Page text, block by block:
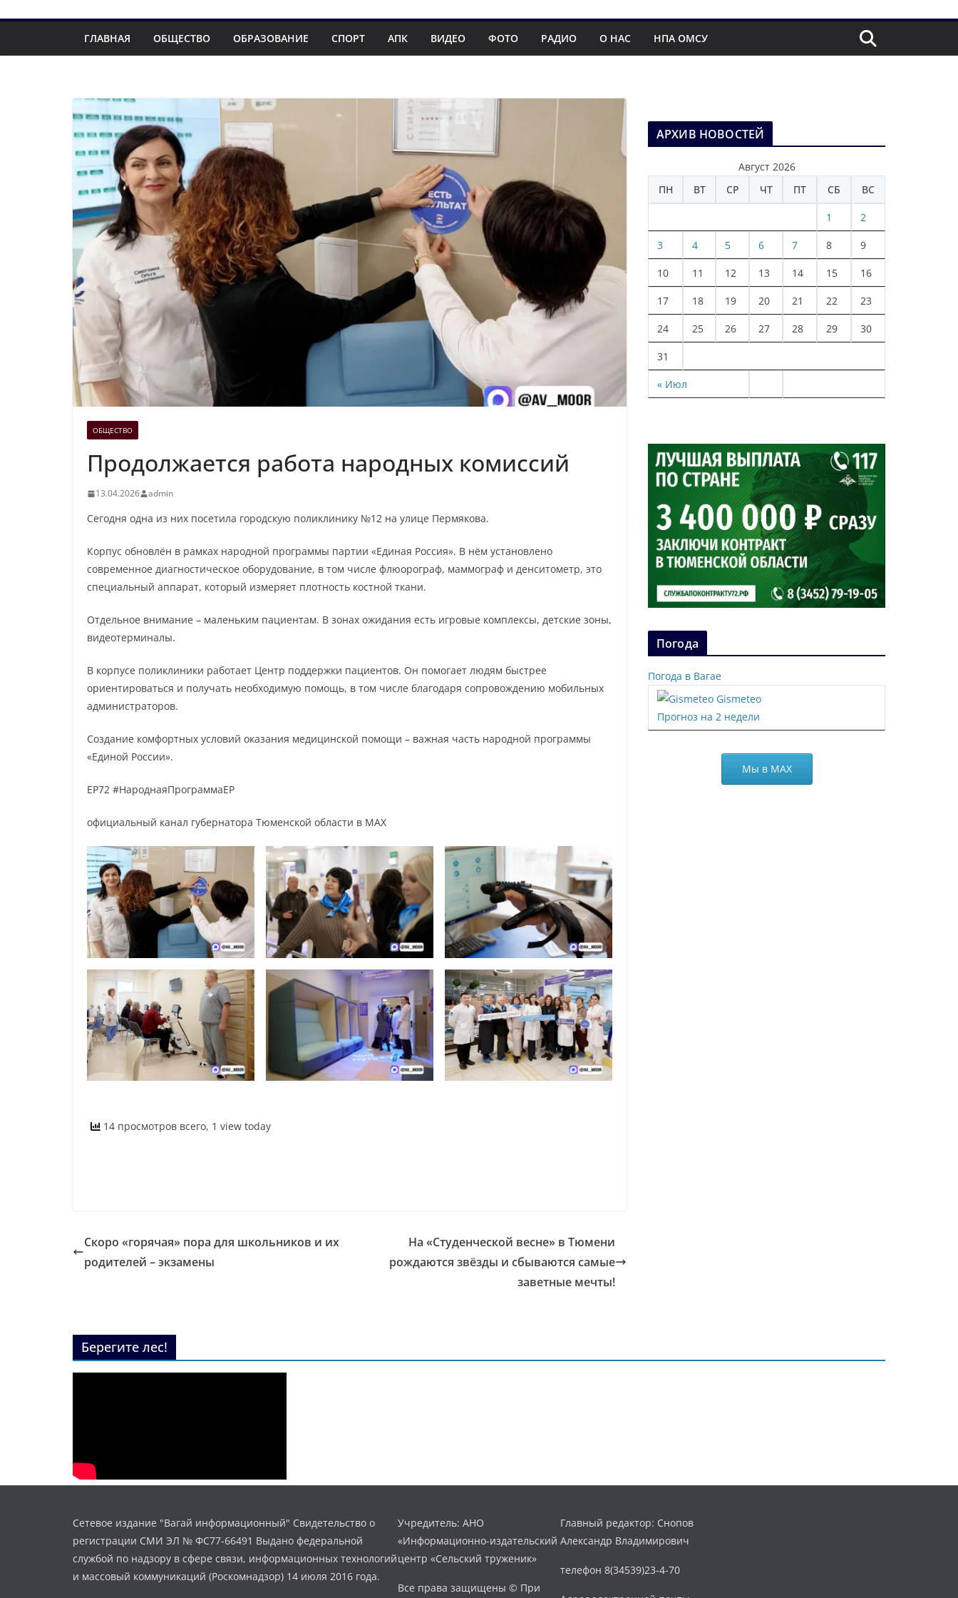
ГЛАВНАЯ ОБЩЕСТВО ОБРАЗОВАНИЕ СПОРТ АПК ВИДЕО ФОТО РАДИО О НАС НПА ОМСУ
ОБЩЕСТВО
Продолжается работа народных комиссий
13.04.2026 admin
Сегодня одна из них посетила городскую поликлинику №12 на улице Пермякова.
Корпус обновлён в рамках народной программы партии «Единая Россия». В нём установлено
современное диагностическое оборудование, в том числе флюорограф, маммограф и денситометр, это
специальный аппарат, который измеряет плотность костной ткани.
Отдельное внимание – маленьким пациентам. В зонах ожидания есть игровые комплексы, детские зоны,
видеотерминалы.
В корпусе поликлиники работает Центр поддержки пациентов. Он помогает людям быстрее
ориентироваться и получать необходимую помощь, в том числе благодаря сопровождению мобильных
администраторов.
Создание комфортных условий оказания медицинской помощи – важная часть народной программы
«Единой России».
ЕР72 #НароднаяПрограммаЕР
официальный канал губернатора Тюменской области в MAX
14 просмотров всего, 1 view today
Скоро «горячая» пора для школьников и их
родителей – экзамены
На «Студенческой весне» в Тюмени
рождаются звёзды и сбываются самые
заветные мечты!
АРХИВ НОВОСТЕЙ
Август 2026
ПН
ВТ СР ЧТ ПТ СБ ВС
« Июл
1 2
3 4 5 6 7 8 9
10 11 12 13 14 15 16
17 18 19 20 21 22 23
24 25 26 27 28 29 30
31
Погода
Погода в Вагае
Gismeteo
Прогноз на 2 недели
Мы в МАХ
Берегите лес!
Сетевое издание "Вагай информационный" Свидетельство о
регистрации СМИ ЭЛ № ФС77-66491 Выдано федеральной
службой по надзору в сфере связи, информационных технологий
и массовый коммуникаций (Роскомнадзор) 14 июля 2016 года.
Учредитель: АНО
«Информационно-издательский
центр «Сельский труженик»
Все права защищены © При
Главный редактор: Снопов
Александр Владимирович
телефон 8(34539)23-4-70